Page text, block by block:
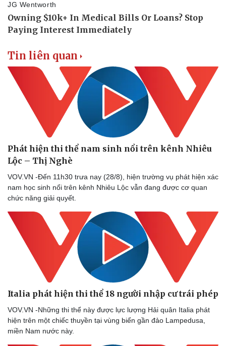
Thể thao
Lịch thi đấu bóng đá
Thế giới thể thao
eSports
Hậu trường
Ô tô - Xe máy
Ô tô
Xe máy
Tư vấn
Tin liên quan
Phát hiện thi thể nam sinh nổi trên kênh Nhiêu
Lộc – Thị Nghè
VOV.VN -Đến 11h30 trưa nay (28/8), hiện trường vụ phát hiện xác
nam học sinh nổi trên kênh Nhiêu Lộc vẫn đang được cơ quan
chức năng giải quyết.
Italia phát hiện thi thể 18 người nhập cư trái phép
VOV.VN -Những thi thể này được lực lượng Hải quân Italia phát
hiện trên một chiếc thuyền tại vùng biển gần đảo Lampedusa,
miền Nam nước này.